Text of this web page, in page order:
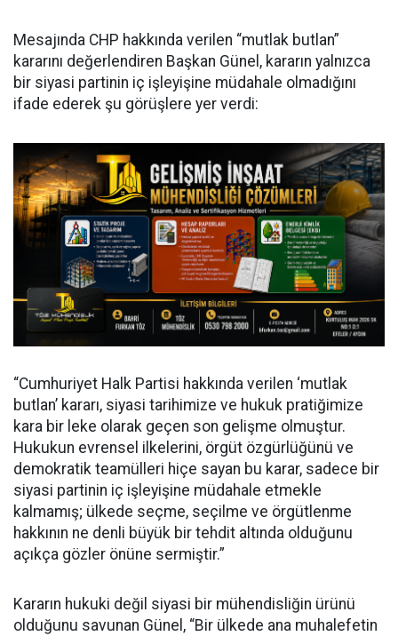
Mesajında CHP hakkında verilen “mutlak butlan”
kararını değerlendiren Başkan Günel, kararın yalnızca
bir siyasi partinin iç işleyişine müdahale olmadığını
ifade ederek şu görüşlere yer verdi:
“Cumhuriyet Halk Partisi hakkında verilen ‘mutlak
butlan’ kararı, siyasi tarihimize ve hukuk pratiğimize
kara bir leke olarak geçen son gelişme olmuştur.
Hukukun evrensel ilkelerini, örgüt özgürlüğünü ve
demokratik teamülleri hiçe sayan bu karar, sadece bir
siyasi partinin iç işleyişine müdahale etmekle
kalmamış; ülkede seçme, seçilme ve örgütlenme
hakkının ne denli büyük bir tehdit altında olduğunu
açıkça gözler önüne sermiştir.”
Kararın hukuki değil siyasi bir mühendisliğin ürünü
olduğunu savunan Günel, “Bir ülkede ana muhalefetin